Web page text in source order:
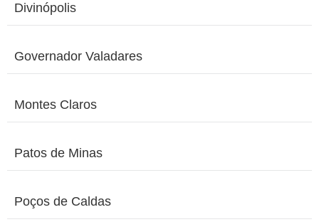
Divinópolis
Governador Valadares
Montes Claros
Patos de Minas
Poços de Caldas